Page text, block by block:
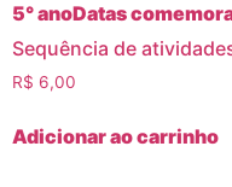
5° anoDatas
Sequência de
R$ 6,00
Adicionar ao carrinho